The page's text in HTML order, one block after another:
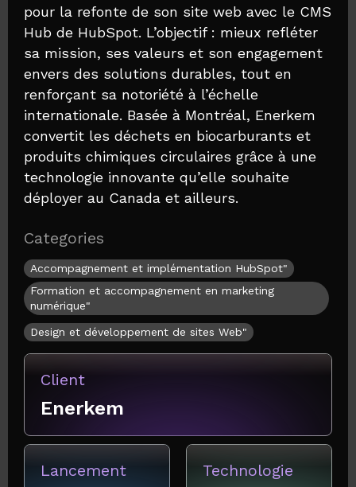
pour la refonte de son site web avec le CMS
Hub de HubSpot. L’objectif : mieux refléter
sa mission, ses valeurs et son engagement
envers des solutions durables, tout en
renforçant sa notoriété à l’échelle
internationale. Basée à Montréal, Enerkem
convertit les déchets en biocarburants et
produits chimiques circulaires grâce à une
technologie innovante qu’elle souhaite
déployer au Canada et ailleurs.
Categories
Accompagnement et implémentation HubSpot"
Formation et accompagnement en marketing
numérique"
Design et développement de sites Web"
Client
Enerkem
Lancement Technologie